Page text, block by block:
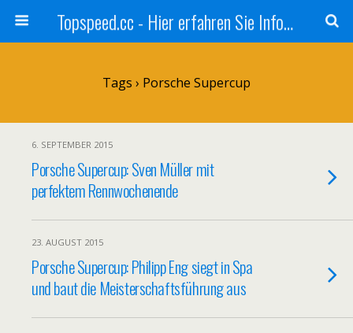
Topspeed.cc - Hier erfahren Sie Infos über die Rennsportszene mit Vollgas
Tags › Porsche Supercup
6. SEPTEMBER 2015
Porsche Supercup: Sven Müller mit
perfektem Rennwochenende
23. AUGUST 2015
Porsche Supercup: Philipp Eng siegt in Spa
und baut die Meisterschaftsführung aus